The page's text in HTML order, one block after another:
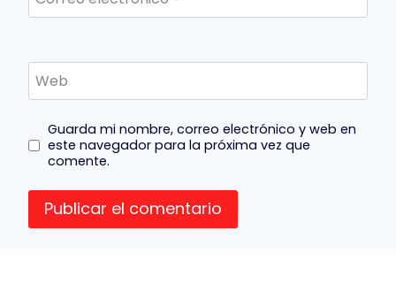
Web
Guarda mi nombre, correo electrónico y web en
este navegador para la próxima vez que
comente.